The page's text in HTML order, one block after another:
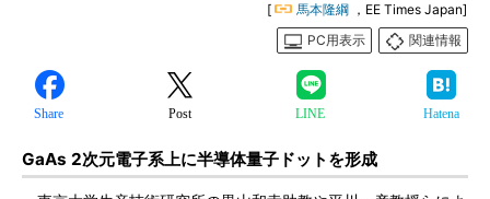
[ 馬本隆綱 ，EE Times Japan]
PC用表示
関連情報
Share Post LINE Hatena
GaAs 2次元電子系上に半導体量子ドットを形成